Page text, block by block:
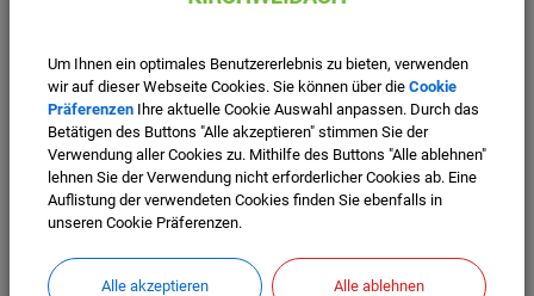
01.04.2026
Wichtige Information zum
Fotoautomaten im Rathaus
Fotoautomat steht nicht mehr zur Verfügung
Um Ihnen ein optimales Benutzererlebnis zu bieten, verwenden
wir auf dieser Webseite Cookies. Sie können über die Cookie
Präferenzen Ihre aktuelle Cookie Auswahl anpassen. Durch das
Betätigen des Buttons "Alle akzeptieren" stimmen Sie der
Verwendung aller Cookies zu. Mithilfe des Buttons "Alle ablehnen"
lehnen Sie der Verwendung nicht erforderlicher Cookies ab. Eine
Auflistung der verwendeten Cookies finden Sie ebenfalls in
unseren Cookie Präferenzen.
Alle akzeptieren Alle ablehnen